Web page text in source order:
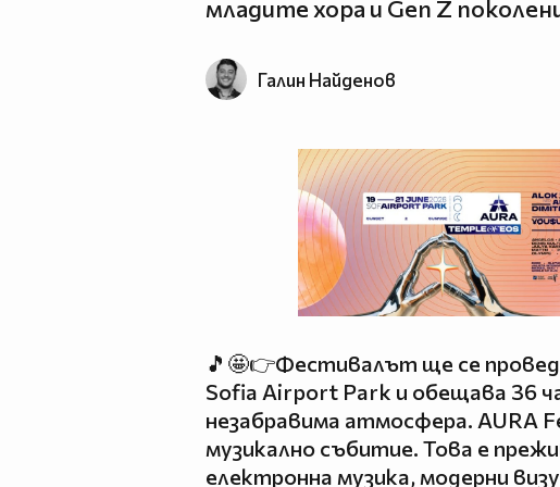
младите хора и Gen Z
Галин Найденов
🎵🤩👉Фестивалът ще се
Sofia Airport Park и обещава 36
незабравима атмосфера. AURA
музикално събитие. Това е
електронна музика, модерни